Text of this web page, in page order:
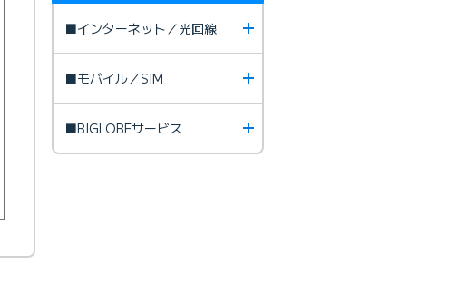
■インターネット／光回線
■モバイル／SIM
■BIGLOBEサービス